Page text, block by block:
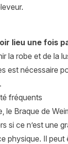
lieu une fois
la robe et de la
est nécessaire
fréquents
le Braque de
si ce n’est une
physique. Il peut